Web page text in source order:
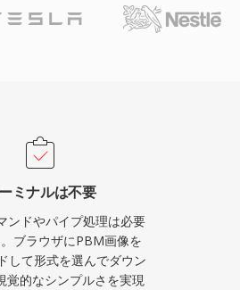
ミナルは不要
ンドやパイプ処理は必要
ブラウザにPBM画像を
して形式を選んでダウン
的なシンプルさを実現